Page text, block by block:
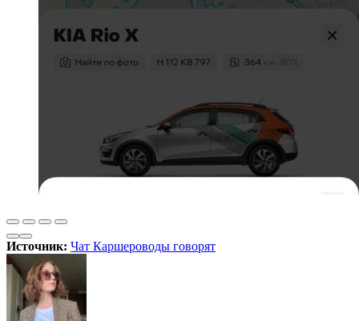
Источник: Чат Каршероводы говорят